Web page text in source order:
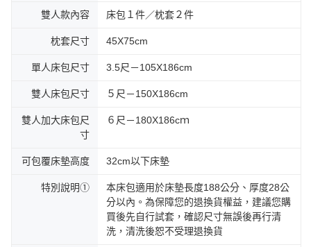
雙人款內容 床包１件／枕套２件
枕套尺寸 45X75cm
單人床包尺寸 3.5尺－105X186cm
雙人床包尺寸 ５尺－150X186cm
雙人加大床包尺
寸
６尺－180X186cｍ
可包覆床墊高度 32cm以下床墊
特別說明①
本床包適用於床墊長度188公分、厚度28公
分以內。為保障您的退換貨權益，建議您購
買後先自行試套，確認尺寸無誤後再行清
洗，清洗後恕不受理退換貨